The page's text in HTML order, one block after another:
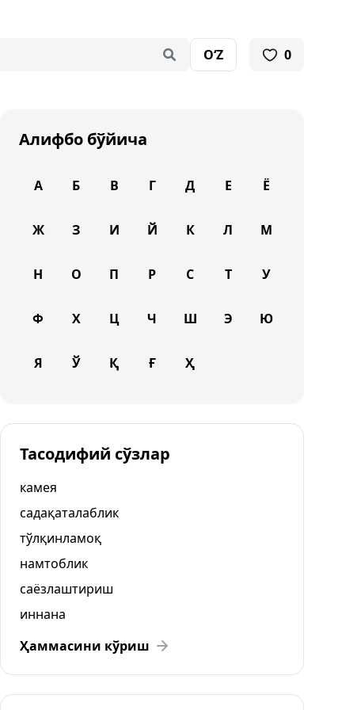
O‘Z 0
Алифбо бўйича
А Б В Г Д Е Ё
Ж З И Й К Л М
Н О П Р С Т У
Ф Х Ц Ч Ш Э Ю
Я Ў Қ Ғ Ҳ
Тасодифий сўзлар
камея
садақаталаблик
тўлқинламоқ
намтоблик
саёзлаштириш
иннана
Ҳаммасини кўриш